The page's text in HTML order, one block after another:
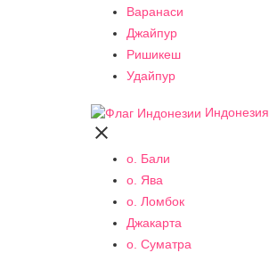
Варанаси
Джайпур
Ришикеш
Удайпур
Индонезия

о. Бали
о. Ява
о. Ломбок
Джакарта
о. Суматра